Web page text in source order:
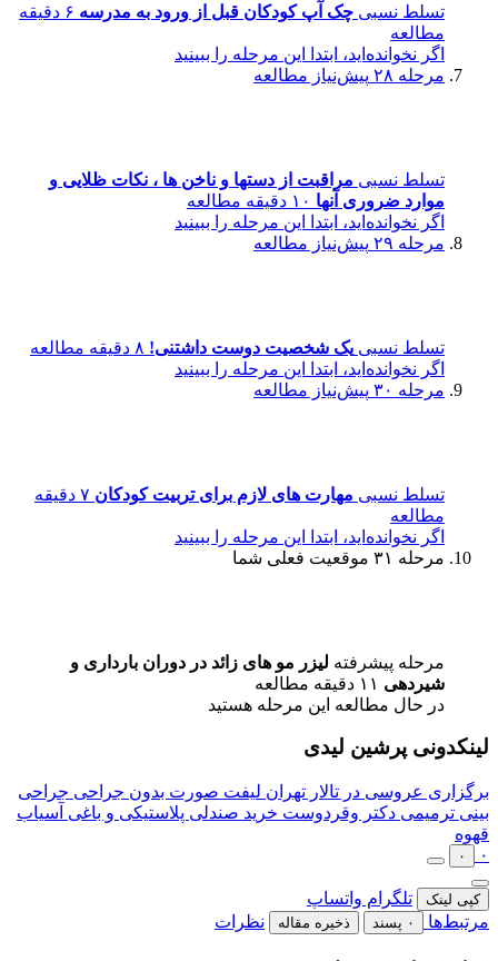
تسلط نسبی چک آپ کودکان قبل از ورود به مدرسه
۶ دقیقه
مطالعه
اگر نخوانده‌اید، ابتدا این مرحله را ببینید
مرحله ۲۸
پیش‌نیاز مطالعه
تسلط نسبی مراقبت از دستها و ناخن ها ، نکات ظلایی و
موارد ضروری آنها ۱۰ دقیقه مطالعه
اگر نخوانده‌اید، ابتدا این مرحله را ببینید
مرحله ۲۹
پیش‌نیاز مطالعه
تسلط نسبی یک شخصیت دوست داشتنی! ۸ دقیقه مطالعه
اگر نخوانده‌اید، ابتدا این مرحله را ببینید
مرحله ۳۰
پیش‌نیاز مطالعه
تسلط نسبی مهارت های لازم برای تربیت کودکان
۷ دقیقه
مطالعه
اگر نخوانده‌اید، ابتدا این مرحله را ببینید
مرحله ۳۱
موقعیت فعلی شما
مرحله پیشرفته لیزر مو های زائد در دوران بارداری و
شیردهی ۱۱ دقیقه مطالعه
در حال مطالعه این مرحله هستید
لینکدونی پرشین لیدی
برگزاری عروسی در تالار تهران لیفت صورت بدون جراحی جراحی
بینی ترمیمی دکتر وقردوست خرید صندلی پلاستیکی و باغی آسیاب
قهوه
۰
۰
کپی لینک تلگرام واتساپ
مرتبط‌ها
۰ پسند ذخیره مقاله نظرات